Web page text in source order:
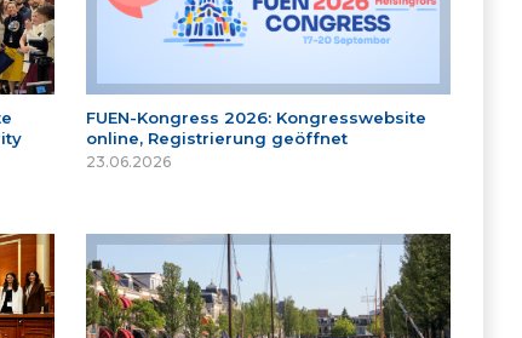
FUEN-Kongress 2026: Kongresswebsite
online, Registrierung geöffnet
23.06.2026